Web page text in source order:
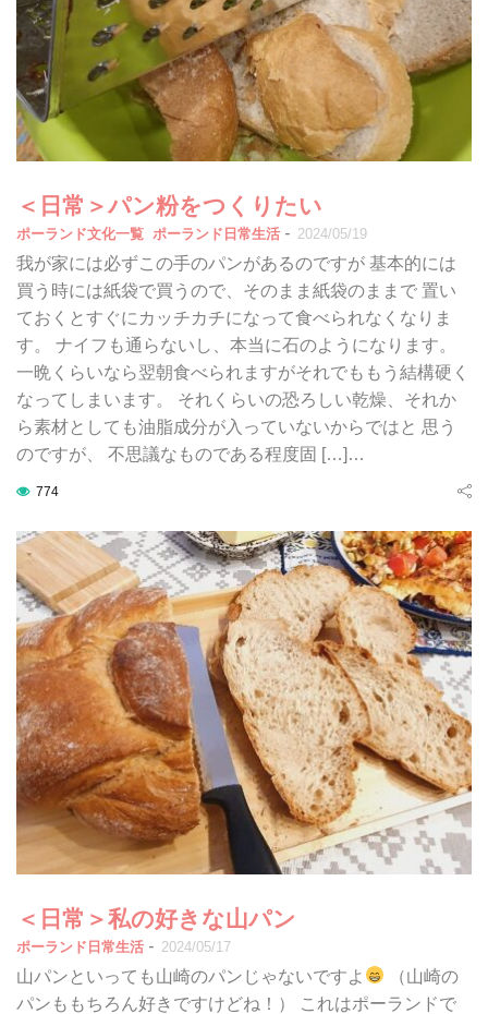
＜日常＞パン粉をつくりたい
ポーランド文化一覧 ポーランド日常生活 - 2024/05/19
我が家には必ずこの手のパンがあるのですが 基本的には
買う時には紙袋で買うので、そのまま紙袋のままで 置い
ておくとすぐにカッチカチになって食べられなくなりま
す。 ナイフも通らないし、本当に石のようになります。
一晩くらいなら翌朝食べられますがそれでももう結構硬く
なってしまいます。 それくらいの恐ろしい乾燥、それか
ら素材としても油脂成分が入っていないからではと 思う
のですが、 不思議なものである程度固 […]…
774
＜日常＞私の好きな山パン
ポーランド日常生活 - 2024/05/17
山パンといっても山崎のパンじゃないですよ
（山崎の
パンももちろん好きですけどね！） これはポーランドで